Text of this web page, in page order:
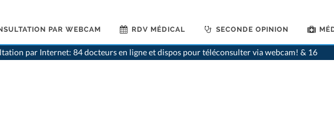
PAR WEBCAM RDV MÉDICAL SECONDE OPINION
par Internet: 84 docteurs en ligne et dispos pour téléconsulter via webcam! & 16